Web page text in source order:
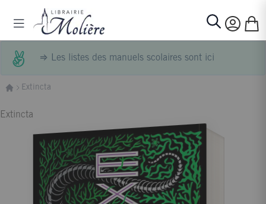
Allez au contenu
Basculer la navigation Mon
⇒ Les listes des manuels scolaires sont ici
Extincta
Extincta